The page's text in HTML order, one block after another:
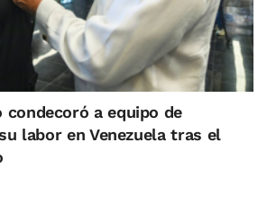
condecoró a equipo de
labor en Venezuela tras el